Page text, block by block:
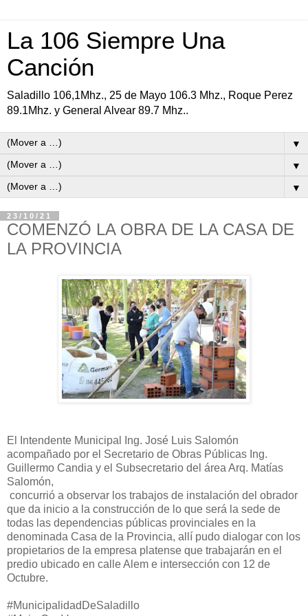
La 106 Siempre Una
Canción
Saladillo 106,1Mhz., 25 de Mayo 106.3 Mhz., Roque Perez
89.1Mhz. y General Alvear 89.7 Mhz..
▼
▼
▼
23/10/21
COMENZÓ LA OBRA DE LA CASA DE
LA PROVINCIA
El Intendente Municipal Ing. José Luis Salomón
acompañado por el Secretario de Obras Públicas Ing.
Guillermo Candia y el Subsecretario del área Arq. Matías
Salomón,
concurrió a observar los trabajos de instalación del obrador
que da inicio a la construcción de lo que será la sede de
todas las dependencias públicas provinciales en la
denominada Casa de la Provincia, allí pudo dialogar con los
propietarios de la empresa platense que trabajarán en el
predio ubicado en calle Alem e intersección con 12 de
Octubre.
#MunicipalidadDeSaladillo